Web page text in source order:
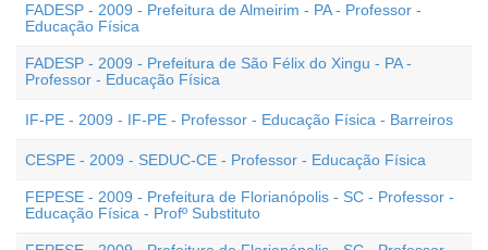
FADESP - 2009 - Prefeitura de Almeirim - PA - Professor -
Educação Física
FADESP - 2009 - Prefeitura de São Félix do Xingu - PA -
Professor - Educação Física
IF-PE - 2009 - IF-PE - Professor - Educação Física - Barreiros
CESPE - 2009 - SEDUC-CE - Professor - Educação Física
FEPESE - 2009 - Prefeitura de Florianópolis - SC - Professor -
Educação Física - Profº Substituto